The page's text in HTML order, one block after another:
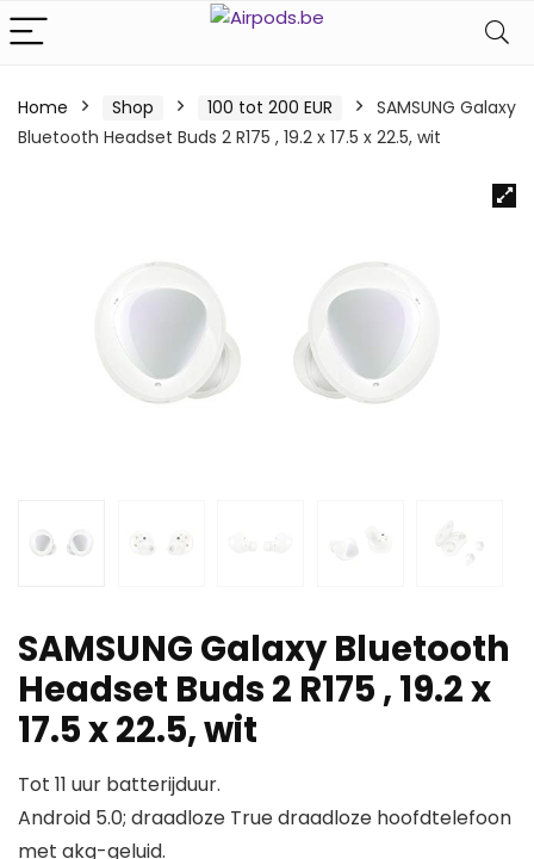
Home Shop 100 tot 200 EUR
SAMSUNG Galaxy
Bluetooth Headset Buds 2 R175 , 19.2 x 17.5 x 22.5, wit
SAMSUNG Galaxy Bluetooth
Headset Buds 2 R175 , 19.2 x
17.5 x 22.5, wit
Tot 11 uur batterijduur.
Android 5.0; draadloze True draadloze hoofdtelefoon
met akg-geluid.